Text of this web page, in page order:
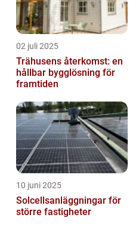
02 juli 2025
Trähusens återkomst: en
hållbar bygglösning för
framtiden
10 juni 2025
Solcellsanläggningar för
större fastigheter